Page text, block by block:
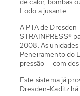
de calor, bombas
Lodo a jusante.
A PTA de
STRAINPRESS®
2008. As
Peneiramento do
pressão — com
Este sistema já
Dresden-Kaditz há